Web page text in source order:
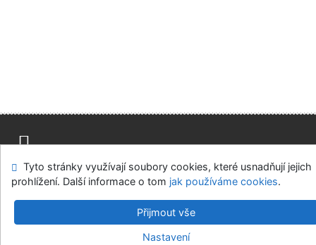
Mapa stránek Přístupnost
Soukromí
Modul OpenSearch
Napište nám Nastavení cookies
Univerzitní knihovna - Univerzita Hradec Králové
v.4.8.63a-Cosmotron Bohemia, s.r.o.
Tyto stránky využívají soubory cookies, které usnadňují jejich
prohlížení. Další informace o tom jak používáme cookies.
Přijmout vše
Nastavení